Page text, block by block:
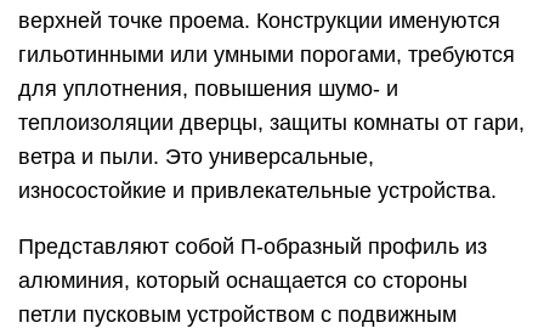
верхней точке проема. Конструкции именуются
гильотинными или умными порогами, требуются
для уплотнения, повышения шумо- и
теплоизоляции дверцы, защиты комнаты от гари,
ветра и пыли. Это универсальные,
износостойкие и привлекательные устройства.
Представляют собой П-образный профиль из
алюминия, который оснащается со стороны
петли пусковым устройством с подвижным